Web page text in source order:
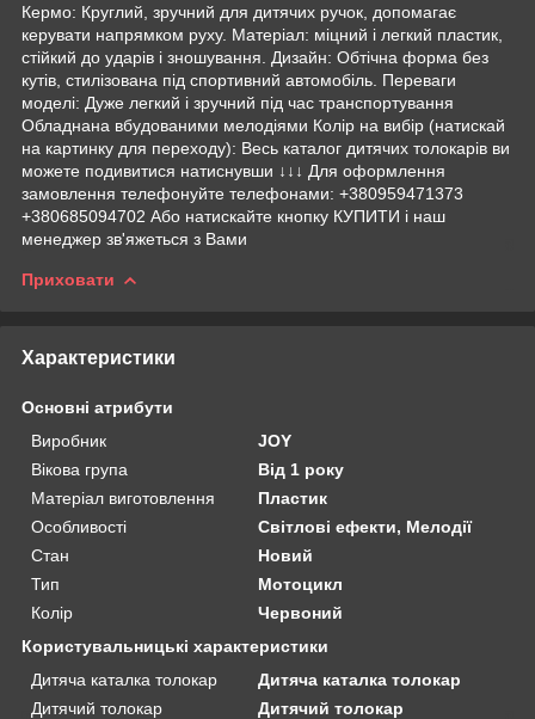
Кермо: Круглий, зручний для дитячих ручок, допомагає
керувати напрямком руху. Матеріал: міцний і легкий пластик,
стійкий до ударів і зношування. Дизайн: Обтічна форма без
кутів, стилізована під спортивний автомобіль. Переваги
моделі: Дуже легкий і зручний під час транспортування
Обладнана вбудованими мелодіями Колір на вибір (натискай
на картинку для переходу): Весь каталог дитячих толокарів ви
можете подивитися натиснувши ↓↓↓ Для оформлення
замовлення телефонуйте телефонами: +380959471373
+380685094702 Або натискайте кнопку КУПИТИ і наш
менеджер зв'яжеться з Вами
Приховати
Характеристики
Основні атрибути
Виробник
JOY
Вікова група
Від 1 року
Матеріал виготовлення
Пластик
Особливості
Світлові ефекти, Мелодії
Стан
Новий
Тип
Мотоцикл
Колір
Червоний
Користувальницькі характеристики
Дитяча каталка толокар
Дитяча каталка толокар
Дитячий толокар
Дитячий толокар